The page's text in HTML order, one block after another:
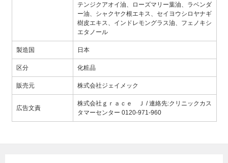
テンジクアオイ油、ローズマリー葉油、ラベンダ
ー油、シャクヤク根エキス、セイヨウシロヤナギ
樹皮エキス、インドレモングラス油、フェノキシ
エタノール
製造国 日本
区分 化粧品
販売元 株式会社ジェイメック
広告文責
株式会社ｇｒａｃｅ Ｊ / 連絡先:クリニックカス
タマーセンター 0120-971-960